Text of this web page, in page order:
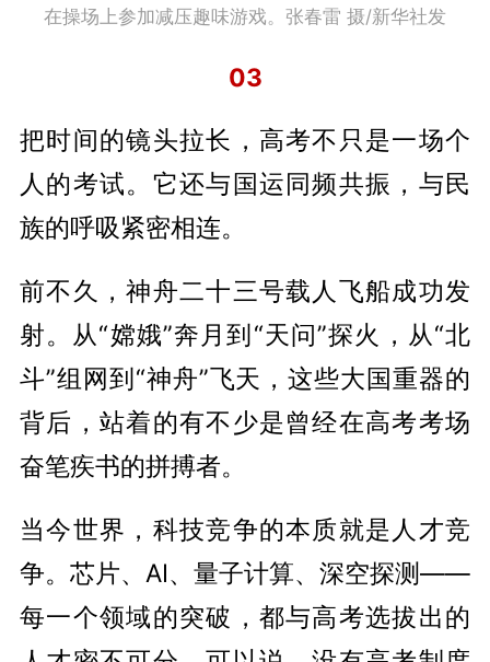
在操场上参加减压趣味游戏。张春雷 摄/新华社发
03
把时间的镜头拉长，高考不只是一场个
人的考试。它还与国运同频共振，与民
族的呼吸紧密相连。
前不久，神舟二十三号载人飞船成功发
射。从“嫦娥”奔月到“天问”探火，从“北
斗”组网到“神舟”飞天，这些大国重器的
背后，站着的有不少是曾经在高考考场
奋笔疾书的拼搏者。
当今世界，科技竞争的本质就是人才竞
争。芯片、AI、量子计算、深空探测——
每一个领域的突破，都与高考选拔出的